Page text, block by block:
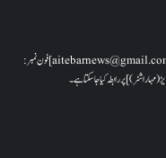
ہم آپ کی رائے، تجاویز اور سوالات کا خیرمقدم کرتے ہیں۔ ہم سےای میل: [aitebarnews@gmail.com]فون نمبر: